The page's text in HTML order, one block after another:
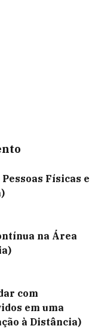
Físicas e
na Área
com
em uma
à Distância)